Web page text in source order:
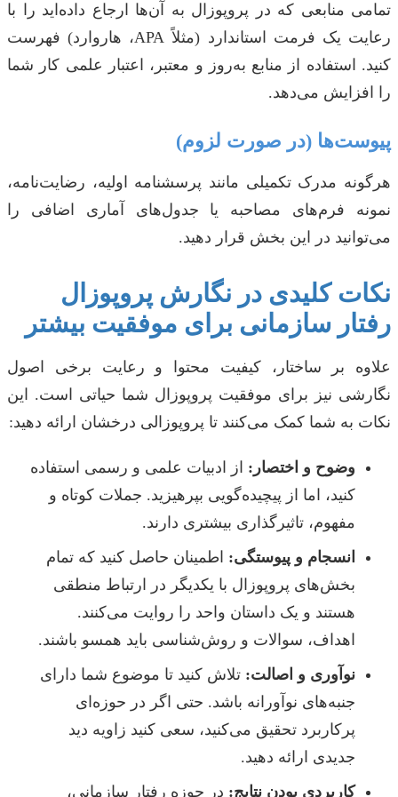
تمامی منابعی که در پروپوزال به آن‌ها ارجاع داده‌اید را با
رعایت یک فرمت استاندارد (مثلاً APA، هاروارد) فهرست
کنید. استفاده از منابع به‌روز و معتبر، اعتبار علمی کار شما
را افزایش می‌دهد.
پیوست‌ها (در صورت لزوم)
هرگونه مدرک تکمیلی مانند پرسشنامه اولیه، رضایت‌نامه،
نمونه فرم‌های مصاحبه یا جدول‌های آماری اضافی را
می‌توانید در این بخش قرار دهید.
نکات کلیدی در نگارش پروپوزال
رفتار سازمانی برای موفقیت بیشتر
علاوه بر ساختار، کیفیت محتوا و رعایت برخی اصول
نگارشی نیز برای موفقیت پروپوزال شما حیاتی است. این
نکات به شما کمک می‌کنند تا پروپوزالی درخشان ارائه دهید:
وضوح و اختصار: از ادبیات علمی و رسمی استفاده
کنید، اما از پیچیده‌گویی بپرهیزید. جملات کوتاه و
مفهوم، تاثیرگذاری بیشتری دارند.
انسجام و پیوستگی: اطمینان حاصل کنید که تمام
بخش‌های پروپوزال با یکدیگر در ارتباط منطقی
هستند و یک داستان واحد را روایت می‌کنند.
اهداف، سوالات و روش‌شناسی باید همسو باشند.
نوآوری و اصالت: تلاش کنید تا موضوع شما دارای
جنبه‌های نوآورانه باشد. حتی اگر در حوزه‌ای
پرکاربرد تحقیق می‌کنید، سعی کنید زاویه دید
جدیدی ارائه دهید.
کاربردی بودن نتایج: در حوزه رفتار سازمانی،